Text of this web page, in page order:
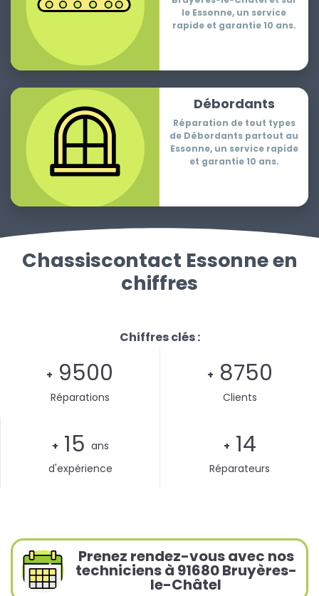
le Essonne, un service
rapide et garantie 10 ans.
Débordants
Réparation de tout types
de Débordants partout au
Essonne, un service rapide
et garantie 10 ans.
Chassiscontact Essonne en
chiffres
Chiffres clés :
+ 9500
Réparations
+ 8750
Clients
+ 15 ans
d'expérience
+ 14
Réparateurs
Prenez rendez-vous avec nos
techniciens à 91680 Bruyères-
le-Châtel